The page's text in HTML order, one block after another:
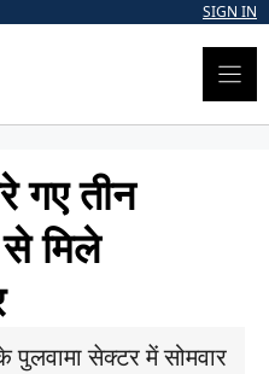
SIGN IN
गए तीन
मिले
सेक्टर में सोमवार